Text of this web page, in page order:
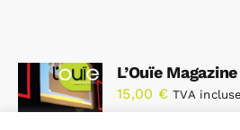
L’Ouïe
15,00 € TVA incluse